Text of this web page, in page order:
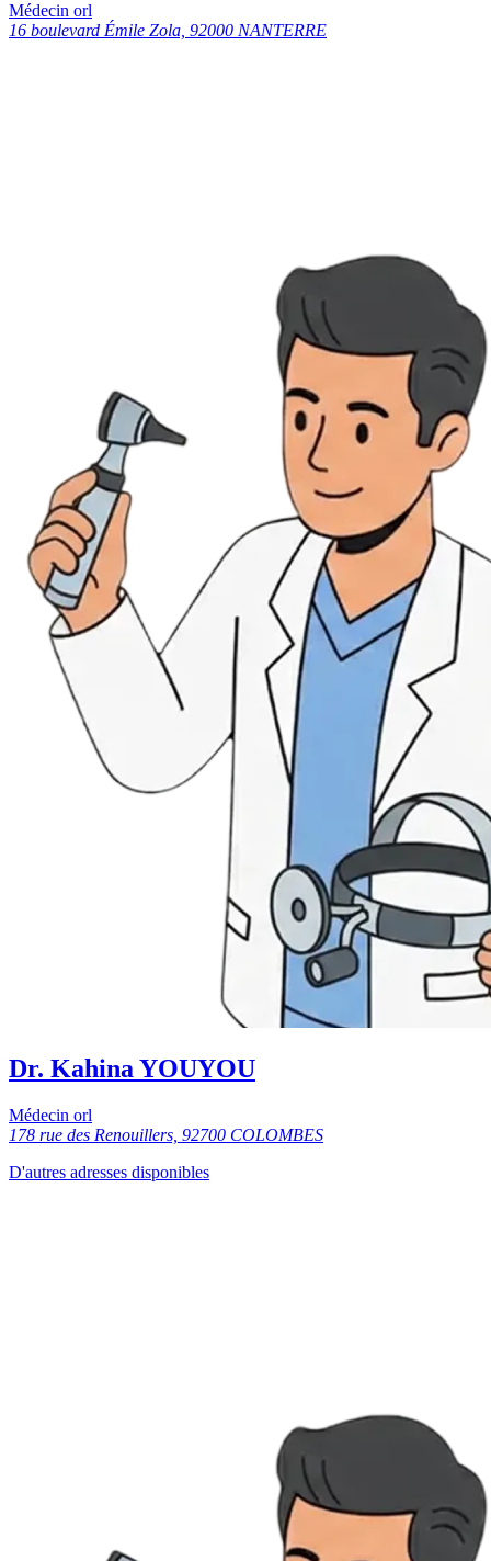
Médecin orl
16 boulevard Émile Zola, 92000 NANTERRE
Dr. Kahina YOUYOU
Médecin orl
178 rue des Renouillers, 92700 COLOMBES
D'autres adresses disponibles